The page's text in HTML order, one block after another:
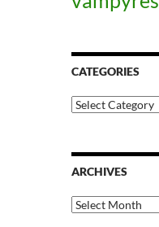
CATEGORIES
Categories
ARCHIVES
Archives